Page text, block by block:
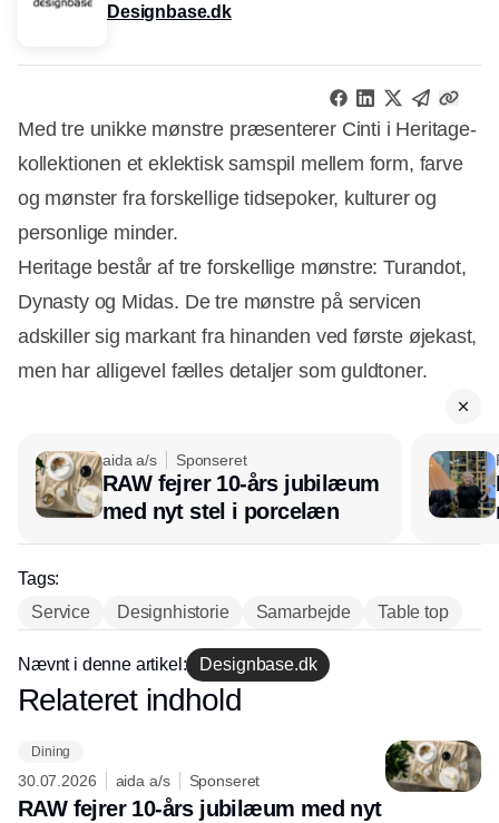
Designbase.dk
Med tre unikke mønstre præsenterer Cinti i Heritage-
kollektionen et eklektisk samspil mellem form, farve
og mønster fra forskellige tidsepoker, kulturer og
personlige minder.
Heritage består af tre forskellige mønstre: Turandot,
Dynasty og Midas. De tre mønstre på servicen
adskiller sig markant fra hinanden ved første øjekast,
men har alligevel fælles detaljer som guldtoner.
Annonce
aida a/s Sponseret
RAW fejrer 10-års jubilæum
med nyt stel i porcelæn
Tags:
Service
Designhistorie Samarbejde Table top
Nævnt i denne artikel: Designbase.dk
Annonce
Relateret indhold
Dining
30.07.2026 aida a/s Sponseret
RAW fejrer 10-års jubilæum med nyt